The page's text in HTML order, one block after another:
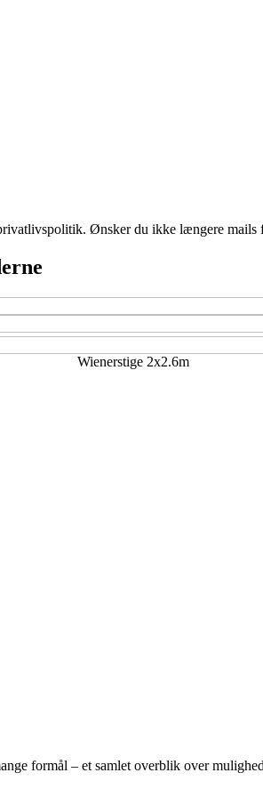
Ønsker du ikke længere mails
Wienerstige 2x2.6m
formål – et samlet overblik over